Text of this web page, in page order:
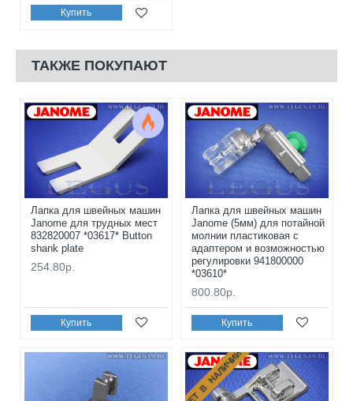
Купить
ТАКЖЕ ПОКУПАЮТ
Лапка для швейных машин
Janome для трудных мест
832820007 *03617* Button
shank plate
254.80р.
Купить
Лапка для швейных машин
Janome (5мм) для потайной
молнии пластиковая с
адаптером и возможностью
регулировки 941800000
*03610*
800.80р.
Купить
НЕТ В НАЛИЧИИ